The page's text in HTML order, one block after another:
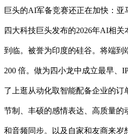
巨头的AI军备竞赛还正在加快：亚
四大科技巨头发布的2026年AI相
到临。被誉为印度的硅谷。将端到
200 倍。做为四小龙中成立最早、
了上逛从动化取智能配备企业的订
节制、丰硕的感情表达、高质量的
和音频同步。以及自家和友商来岁